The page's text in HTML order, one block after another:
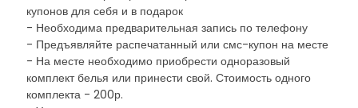
купонов для себя и в подарок
- Необходима предварительная запись по телефону
- Предъявляйте распечатанный или смс-купон на месте
- На месте необходимо приобрести одноразовый
комплект белья или принести свой. Стоимость одного
комплекта - 200р.